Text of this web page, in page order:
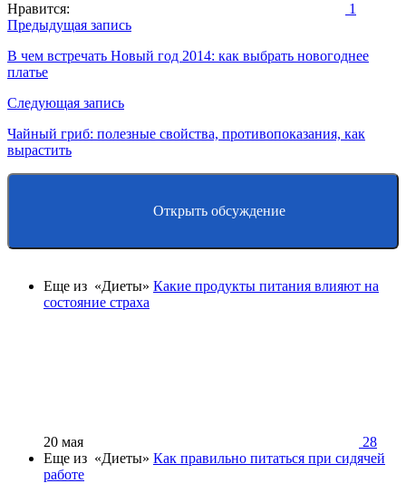
Нравится: 1
Навигация
по
записям
Предыдущая запись
В чем встречать Новый год 2014: как выбрать новогоднее
платье
Следующая запись
Чайный гриб: полезные свойства, противопоказания, как
вырастить
Открыть обсуждение
Еще из «Диеты» Какие продукты питания влияют на
состояние страха
20 мая
28
Еще из «Диеты» Как правильно питаться при сидячей
работе